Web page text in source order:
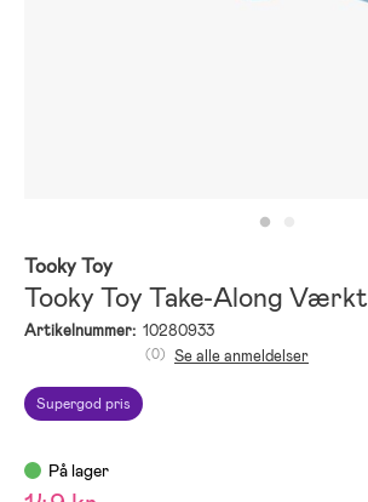
Tooky Toy
Tooky Toy Take-Along
Artikelnummer: 10280933
Supergod pris
(0) Se alle anmeldelser
På lager